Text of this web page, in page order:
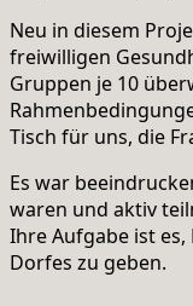
Neu in diesem
freiwilligen
Gruppen je 10
Tisch für uns, die
Es war
waren und aktiv
Ihre Aufgabe ist es,
Dorfes zu geben.